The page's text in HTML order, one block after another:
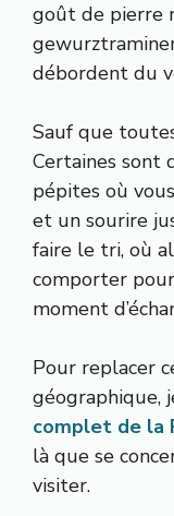
goût de pierre
débordent du
Sauf que
Certaines sont
pépites où
et un sourire
faire le tri, où
comporter
moment
Pour replacer
géographique,
complet de la
là que se
visiter.